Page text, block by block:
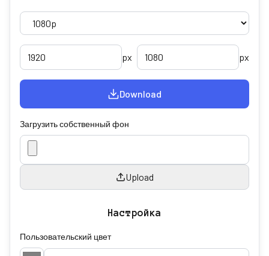
px px
Download
Загрузить собственный фон
Upload
Настройка
Пользовательский цвет